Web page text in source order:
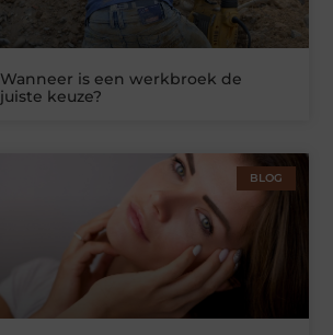
Wanneer is een werkbroek de
juiste keuze?
BLOG